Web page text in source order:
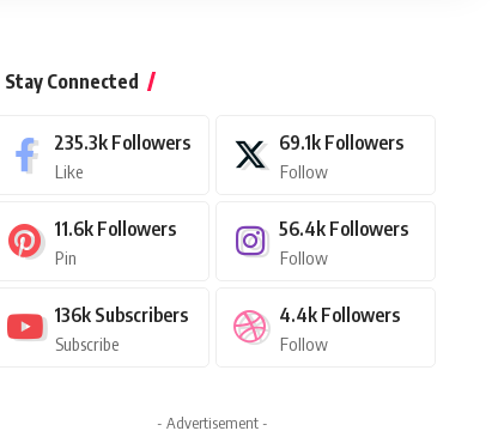
Stay Connected
235.3k Followers
Like
69.1k Followers
Follow
11.6k Followers
Pin
56.4k Followers
Follow
136k Subscribers
Subscribe
4.4k Followers
Follow
- Advertisement -